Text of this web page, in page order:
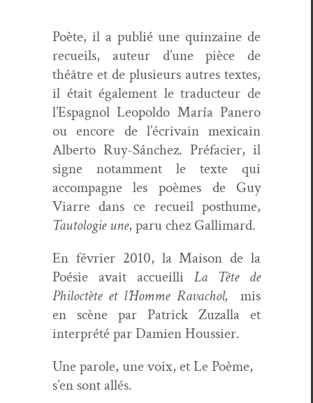
Poète, il a pub­lié une quin­zaine de
recueils, auteur d’une pièce de
théâtre et de plusieurs autres textes,
il était égale­ment le tra­duc­teur de
l’Espagnol Leopol­do María Panero
ou encore de l’écrivain mex­i­cain
Alber­to Ruy-Sánchez. Pré­faci­er, il
signe notam­ment le texte qui
accom­pa­gne les poèmes de Guy
Viarre dans ce recueil posthume,
Tau­tolo­gie une, paru chez Gallimard.
En févri­er 2010, la Mai­son de la
Poésie avait accueil­liLa Tête de
Philoc­tète et l’Homme Rava­chol, mis
en scène par Patrick Zuza­l­la et
inter­prété par Damien Houssier.
Une parole, une voix, et Le Poème,
s’en sont allés.